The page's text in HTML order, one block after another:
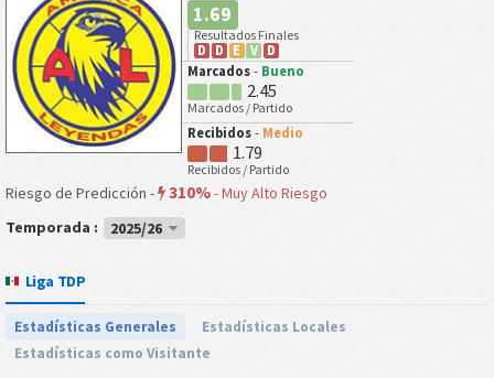
1.69
Resultados Finales
D
D E V
D
Marcados - Bueno
2.45
Marcados / Partido
Recibidos - Medio
1.79
Recibidos / Partido
Riesgo de Predicción - 310%-Muy Alto Riesgo
Temporada :
2025/26
Liga TDP
Estadísticas Generales
Estadísticas Locales
Estadísticas como Visitante